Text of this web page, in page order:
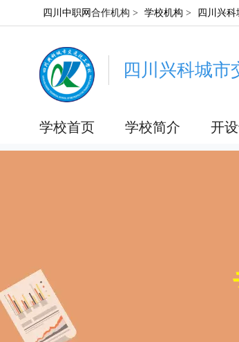
四川中职网 合作机构 > 学校机构 > 四川兴
四川兴科城市
学校首页 学校简介 开